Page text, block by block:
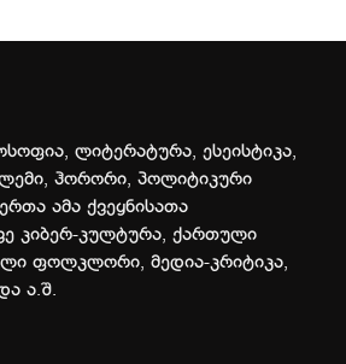
ლიტერატურა, ესეისტიკა,
ჰორორი, პოლიტიკური
ამა ქვეყნისათა
კიბერ-კულტურა, ქართული
ფოლკლორი, მედია-კრიტიკა,
ა.შ.